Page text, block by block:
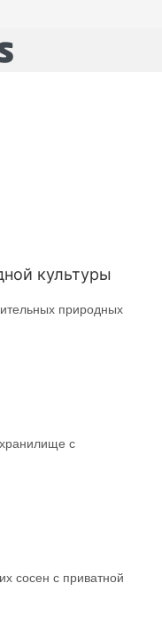
культуры
природных
с
сосен с приватной